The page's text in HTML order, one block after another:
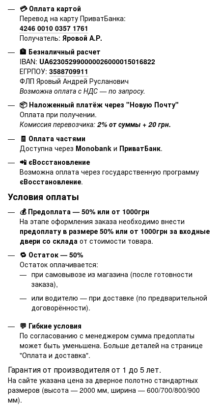
💳 Оплата картой
Перевод на карту ПриватБанка:
4246 0010 0357 1761
Получатель: Яровой А.Р.
🏦 Безналичный расчет
IBAN: UA623052990000026000015016822
ЕГРПОУ: 3588709911
ФЛП Яровый Андрей Русланович
Возможна оплата с НДС — по запросу.
📦 Наложенный платёж через "Новую Почту"
Оплата при получении.
Комиссия перевозчика: 2% от суммы + 20 грн.
🧾 Оплата частями
Доступна через Monobank и ПриватБанк.
📲 єВосстановление
Возможна оплата через государственную программу
єВосстановление.
Условия оплаты
💰 Предоплата — 50% или от 1000грн
На этапе оформления заказа необходимо внести
предоплату в размере 50% или от 1000грн за входные
двери со склада от стоимости товара.
🔁 Остаток — 50%
Остаток оплачивается:
при самовывозе из магазина (после готовности
заказа),
или водителю — при доставке (по предварительной
договорённости).
💬 Гибкие условия
По согласованию с менеджером сумма предоплаты
может быть уменьшена. Больше деталей на странице
"Оплата и доставка".
Гарантия от производителя от 1 до 5 лет.
На сайте указана цена за дверное полотно стандартных
размеров (высота — 2000 мм, ширина — 600/700/800/900
мм).